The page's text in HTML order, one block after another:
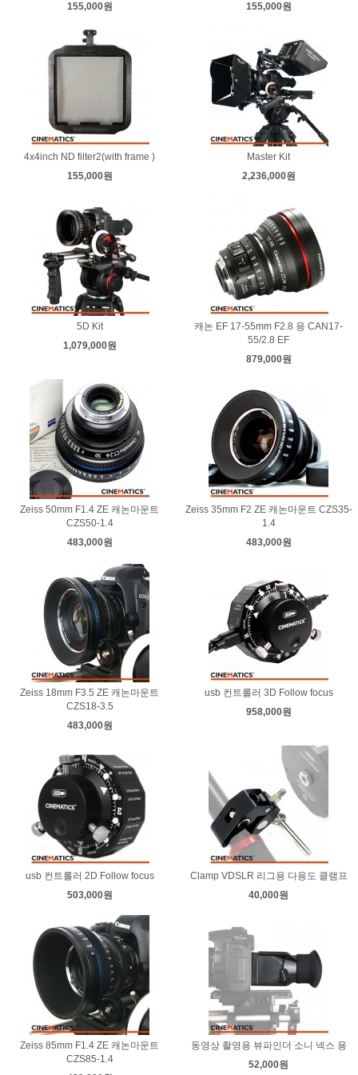
155,000원
155,000원
4x4inch ND filter2(with frame )
155,000원
Master Kit
2,236,000원
5D Kit
1,079,000원
캐논 EF 17-55mm F2.8 용 CAN17-
55/2.8 EF
879,000원
Zeiss 50mm F1.4 ZE 캐논마운트
CZS50-1.4
483,000원
Zeiss 35mm F2 ZE 캐논마운트 CZS35-
1.4
483,000원
Zeiss 18mm F3.5 ZE 캐논마운트
CZS18-3.5
483,000원
usb 컨트롤러 3D Follow focus
958,000원
usb 컨트롤러 2D Follow focus
503,000원
Clamp VDSLR 리그용 다용도 클램프
40,000원
Zeiss 85mm F1.4 ZE 캐논마운트
CZS85-1.4
동영상 촬영용 뷰파인더 소니 넥스 용
52,000원